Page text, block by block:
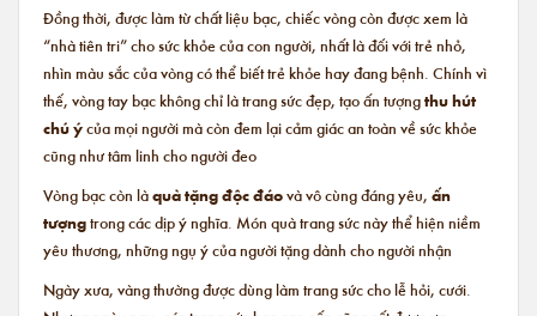
Đồng thời, được làm từ chất liệu bạc, chiếc vòng còn được xem là
“nhà tiên tri” cho sức khỏe của con người, nhất là đối với trẻ nhỏ,
nhìn màu sắc của vòng có thể biết trẻ khỏe hay đang bệnh. Chính vì
thế, vòng tay bạc không chỉ là trang sức đẹp, tạo ấn tượngthu hút
chú ýcủa mọi người mà còn đem lại cảm giác an toàn về sức khỏe
cũng như tâm linh cho người đeo
Vòng bạc còn làquà tặng độc đáovà vô cùng đáng yêu, ấn
tượngtrong các dịp ý nghĩa. Món quà trang sức này thể hiện niềm
yêu thương, những ngụ ý của người tặng dành cho người nhận
Ngày xưa, vàng thường được dùng làm trang sức cho lễ hỏi, cưới.